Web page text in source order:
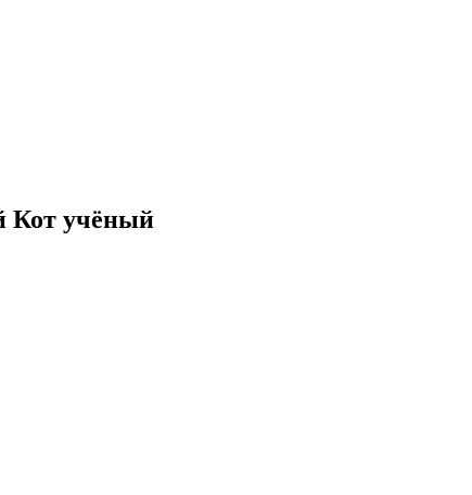
Кот учёный